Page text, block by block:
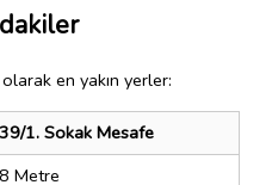
en yakın yerler:
1. Sokak Mesafe
Metre